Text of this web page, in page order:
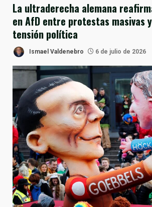
La ultraderecha alemana
en AfD entre protestas masivas
tensión política
Ismael Valdenebro 6 de julio de 2026